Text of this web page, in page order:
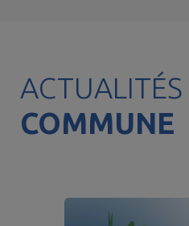
ACTUALITÉS
COMMUNE